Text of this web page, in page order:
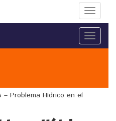
Toggle
Toggle
– Problema Hídrico en el